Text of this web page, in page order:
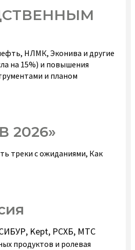
НЛМК, Эконива и другие
на 15%) и повышения
и планом
2026»
треки с ожиданиями, Как
Kept, РСХБ, МТС
продуктов и ролевая